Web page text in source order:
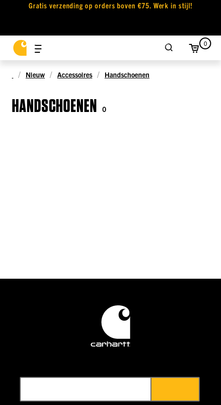
Gratis verzending op orders boven €75. Werk in stijl!
0
Nieuw Accessoires Handschoenen
HANDSCHOENEN 0